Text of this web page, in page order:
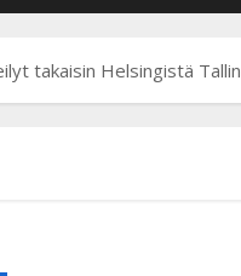
takaisin Helsingistä